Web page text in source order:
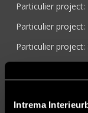
Intrema
Particulier project:
Particulier
Particulier
Referenties